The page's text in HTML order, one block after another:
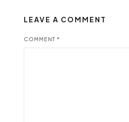
LEAVE A COMMENT
COMMENT*